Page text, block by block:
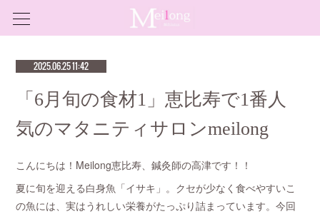
2025.06.25 11:42
「6月旬の食材1」恵比寿で1番人
気のマタニティサロンmeilong
こんにちは！Meilong恵比寿、鍼灸師の高津です！！
夏に旬を迎える白身魚「イサキ」。クセが少なく食べやすいこ
の魚には、実はうれしい栄養がたっぷり詰まっています。今回